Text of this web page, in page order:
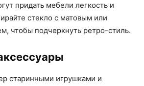
придать мебели легкость и
стекло с матовым или
чтобы подчеркнуть ретро-стиль.
старинными игрушками и